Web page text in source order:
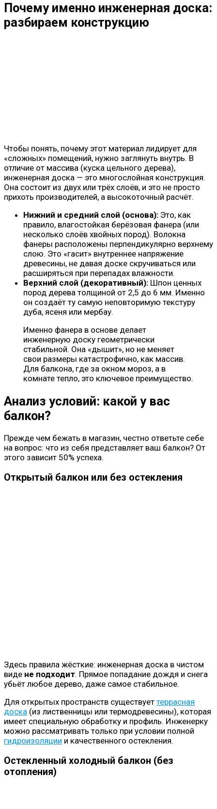
Почему именно инженерная доска:
разбираем конструкцию
Чтобы понять, почему этот материал лидирует для
«сложных» помещений, нужно заглянуть внутрь. В
отличие от массива (куска цельного дерева),
инженерная доска — это многослойная конструкция.
Она состоит из двух или трёх слоёв, и это не просто
прихоть производителей, а высокоточный расчёт.
Нижний и средний слой (основа): Это, как
правило, влагостойкая берёзовая фанера (или
несколько слоёв хвойных пород). Волокна
фанеры расположены перпендикулярно верхнему
слою. Это «гасит» внутреннее напряжение
древесины, не давая доске скручиваться или
расширяться при перепадах влажности.
Верхний слой (декоративный): Шпон ценных
пород дерева толщиной от 2,5 до 6 мм. Именно
он создаёт ту самую неповторимую текстуру
дуба, ясеня или мербау.
Именно фанера в основе делает
инженерную доску геометрически
стабильной. Она «дышит», но не меняет
свои размеры катастрофично, как массив.
Для балкона, где за окном мороз, а в
комнате тепло, это ключевое преимущество.
Анализ условий: какой у вас
балкон?
Прежде чем бежать в магазин, честно ответьте себе
на вопрос: что из себя представляет ваш балкон? От
этого зависит 50% успеха.
Открытый балкон или без остекления
Здесь правила жёсткие: инженерная доска в чистом
виде не подходит. Прямое попадание дождя и снега
убьёт любое дерево, даже самое стабильное.
Для открытых пространств существует террасная
доска (из лиственницы или термодревесины), которая
имеет специальную обработку и профиль. Инженерку
можно рассматривать только при условии полной
гидроизоляции и качественного остекления.
Остекленный холодный балкон (без
отопления)